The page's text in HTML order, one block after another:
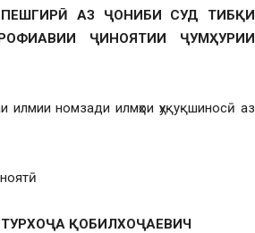
АЗ ҶОНИБИ СУД ТИБҚИ
ҶИНОЯТИИ ҶУМҲУРИИ
илмии номзади илмҳои ҳуқуқшиносӣ аз
ҚОБИЛХОҶАЕВИЧ